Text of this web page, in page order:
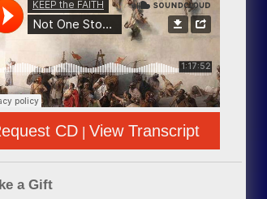
CD | View Transcript
a Gift